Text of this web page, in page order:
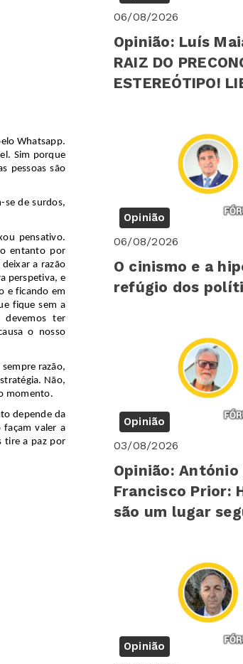
Whatsapp.
Sim porque
pessoas são
se de surdos,
pensativo.
entanto por
a razão
perspetiva, e
e ficando em
fique sem a
devemos ter
o nosso
razão,
Não,
momento.
depende da
façam valer a
tire a paz por
06/08/2026
Opinião: Luís
RAIZ DO
ESTEREÓTIPO! LIBERDADE
Opinião
06/08/2026
O cinismo e a
refúgio dos
Opinião
03/08/2026
Opinião: António
Francisco Prior:
são um lugar
Opinião